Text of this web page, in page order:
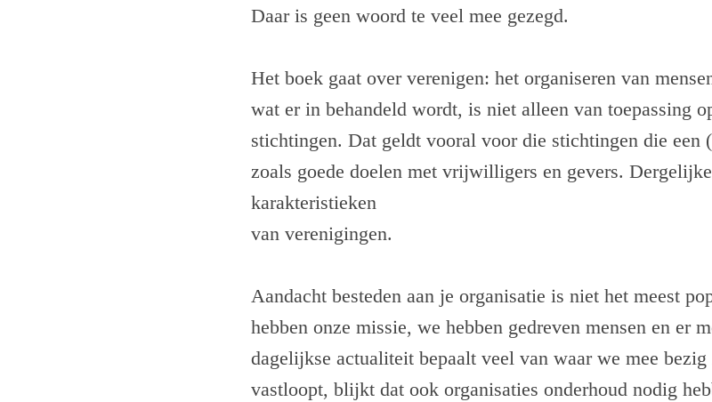
Daar is geen woord te veel mee gezegd.
Het boek gaat over verenigen: het organiseren van
wat er in behandeld wordt, is niet alleen van toepassing
stichtingen. Dat geldt vooral voor die stichtingen die een
zoals goede doelen met vrijwilligers en gevers.
karakteristieken
van verenigingen.
Aandacht besteden aan je organisatie is niet het meest
hebben onze missie, we hebben gedreven mensen en er
dagelijkse actualiteit bepaalt veel van waar we mee
vastloopt, blijkt dat ook organisaties onderhoud nodig